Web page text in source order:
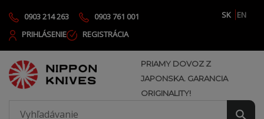
0903 214 263 0903 761 001 SK
EN
PRIHLÁSENIE
REGISTRÁCIA
PRIAMY DOVOZ Z
JAPONSKA. GARANCIA
ORIGINALITY!